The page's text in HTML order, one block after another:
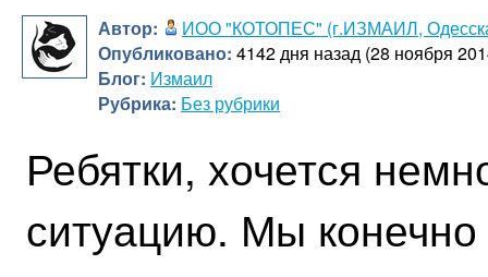
Автор:
ИОО "КОТОПЕС" (г.ИЗМАИЛ,
Опубликовано: 4142 дня назад (28 ноября
Блог: Измаил
Рубрика: Без рубрики
Ребятки, хочется
ситуацию. Мы конечно